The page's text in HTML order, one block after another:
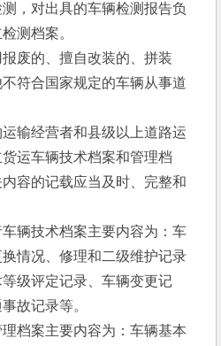
，对出具的车辆检测报告负
测档案。
的、擅自改装的、拼装
符合国家规定的车辆从事道
经营者和县级以上道路运
运车辆技术档案和管理档
容的记载应当及时、完整和
技术档案主要内容为：车
情况、修理和二级维护记录
等级评定记录、车辆变更记
故记录等。
案主要内容为：车辆基本